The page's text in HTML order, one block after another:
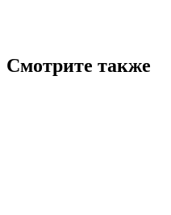
Смотрите также